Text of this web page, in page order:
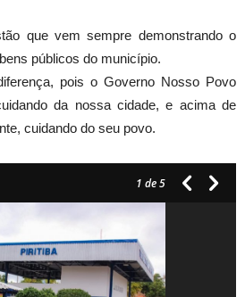
que vem sempre demonstrando o
públicos do município.
pois o Governo Nosso Povo
da nossa cidade, e acima de
cuidando do seu povo.
1 de 5